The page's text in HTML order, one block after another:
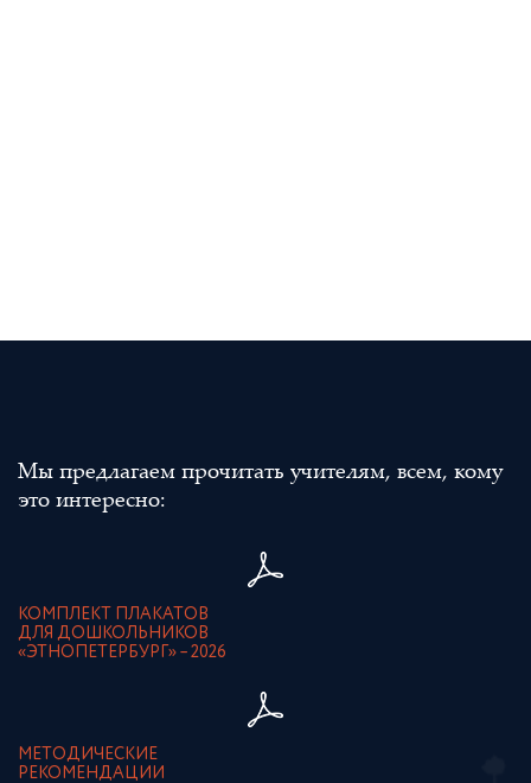
Мы предлагаем прочитать учителям, всем, кому
это интересно:
КОМПЛЕКТ ПЛАКАТОВ
ДЛЯ ДОШКОЛЬНИКОВ
«ЭТНОПЕТЕРБУРГ» – 2026
МЕТОДИЧЕСКИЕ
РЕКОМЕНДАЦИИ